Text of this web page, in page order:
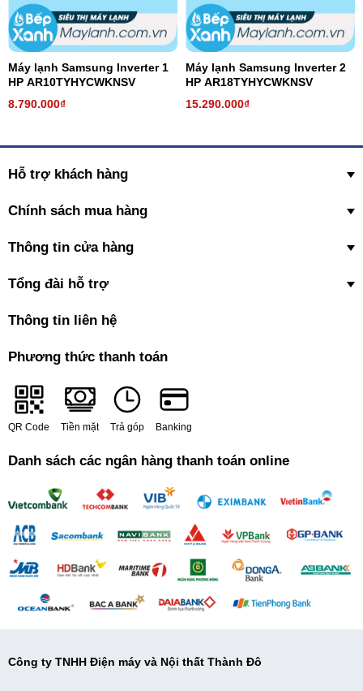
Máy lạnh Samsung Inverter 1
HP AR10TYHYCWKNSV
8.790.000₫
Máy lạnh Samsung Inverter 2
HP AR18TYHYCWKNSV
15.290.000₫
Hỗ trợ khách hàng
Chính sách mua hàng
Thông tin cửa hàng
Tổng đài hỗ trợ
Thông tin liên hệ
Phương thức thanh toán
QR Code Tiền mặt Trả góp Banking
Danh sách các ngân hàng thanh toán online
Công ty TNHH Điện máy và Nội thất Thành Đô